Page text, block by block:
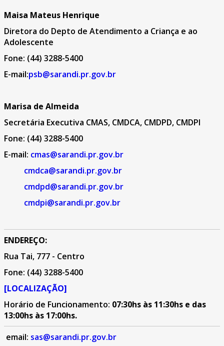
Maisa Mateus Henrique
Diretora do Depto de Atendimento a Criança e ao
Adolescente
Fone: (44) 3288-5400
E-mail:psb@sarandi.pr.gov.br
Marisa de Almeida
Secretária Executiva CMAS, CMDCA, CMDPD, CMDPI
Fone: (44) 3288-5400
E-mail: cmas@sarandi.pr.gov.br
cmdca@sarandi.pr.gov.br
cmdpd@sarandi.pr.gov.br
cmdpi@sarandi.pr.gov.br
ENDEREÇO:
Rua Tai, 777 - Centro
Fone: (44) 3288-5400
[LOCALIZAÇÃO]
Horário de Funcionamento: 07:30hs às 11:30hs e das
13:00hs às 17:00hs.
email: sas@sarandi.pr.gov.br